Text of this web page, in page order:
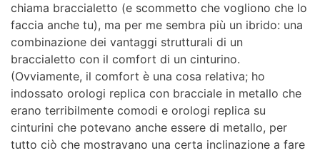
chiama braccialetto (e scommetto che vogliono che lo
faccia anche tu), ma per me sembra più un ibrido: una
combinazione dei vantaggi strutturali di un
braccialetto con il comfort di un cinturino.
(Ovviamente, il comfort è una cosa relativa; ho
indossato orologi replica con bracciale in metallo che
erano terribilmente comodi e orologi replica su
cinturini che potevano anche essere di metallo, per
tutto ciò che mostravano una certa inclinazione a fare